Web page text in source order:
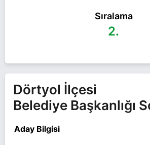
Ömer Oğuz Uçar Hatay
başkan adayı olarak MHP ile
sayfamızı ziyaret edin.
Sıralama
2.
Dörtyol İlçesi
Belediye Başkanlığı
Aday Bilgisi